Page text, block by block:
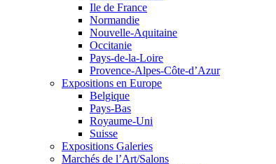
Ile de France
Normandie
Nouvelle-Aquitaine
Occitanie
Pays-de-la-Loire
Provence-Alpes-Côte-d’Azur
Expositions en Europe
Belgique
Pays-Bas
Royaume-Uni
Suisse
Expositions Galeries
Marchés de l’Art/Salons